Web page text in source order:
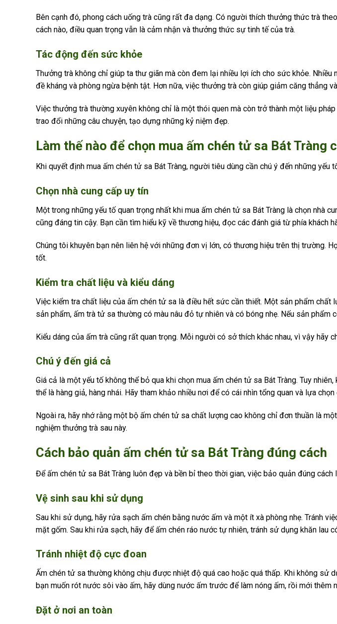
Bên cạnh đó, phong cách uống trà cũng rất đa dạng. Có người thích thưởng thức trà
cách nào, điều quan trọng vẫn là cảm nhận và thưởng thức sự tinh tế của trà.
Tác động đến sức khỏe
Thưởng trà không chỉ giúp ta thư giãn mà còn đem lại nhiều lợi ích cho sức khỏe.
đề kháng và phòng ngừa bệnh tật. Hơn nữa, việc thưởng trà còn giúp giảm căng thẳng
Việc thưởng trà thường xuyên không chỉ là một thói quen mà còn trở thành một liệu
trao đổi những câu chuyện, tạo dựng những kỷ niệm đẹp.
Làm thế nào để chọn mua ấm chén tử sa Bát Tràng
Khi quyết định mua ấm chén tử sa Bát Tràng, người tiêu dùng cần chú ý đến những
Chọn nhà cung cấp uy tín
Một trong những yếu tố quan trọng nhất khi mua ấm chén tử sa Bát Tràng là chọn nhà
cũng đáng tin cậy. Bạn cần tìm hiểu kỹ về thương hiệu, đọc các đánh giá từ phía khách
Chúng tôi khuyên bạn nên liên hệ với những đơn vị lớn, có thương hiệu trên thị trường.
tốt.
Kiểm tra chất liệu và kiểu dáng
Việc kiểm tra chất liệu của ấm chén tử sa là điều hết sức cần thiết. Một sản phẩm
sản phẩm, ấm trà tử sa thường có màu nâu đỏ tự nhiên và có bóng nhẹ. Nếu sản
Kiểu dáng của ấm trà cũng rất quan trọng. Mỗi người có sở thích khác nhau, vì vậy hãy
Chú ý đến giá cả
Giá cả là một yếu tố không thể bỏ qua khi chọn mua ấm chén tử sa Bát Tràng. Tuy
thể là hàng giả, hàng nhái. Hãy tham khảo nhiều nơi để có cái nhìn tổng quan và lựa
Ngoài ra, hãy nhớ rằng một bộ ấm chén tử sa chất lượng cao không chỉ đơn thuần là
nghiệm thưởng trà sau này.
Cách bảo quản ấm chén tử sa Bát Tràng đúng cách
Để ấm chén tử sa Bát Tràng luôn đẹp và bền bỉ theo thời gian, việc bảo quản đúng cách
Vệ sinh sau khi sử dụng
Sau khi sử dụng, hãy rửa sạch ấm chén bằng nước ấm và một ít xà phòng nhẹ. Tránh
mặt gốm. Sau khi rửa sạch, hãy để ấm chén ráo nước tự nhiên, tránh sử dụng khăn lau
Tránh nhiệt độ cực đoan
Ấm chén tử sa thường không chịu được nhiệt độ quá cao hoặc quá thấp. Khi không sử
bạn muốn rót nước sôi vào ấm, hãy dùng nước ấm trước để làm nóng ấm, rồi mới thêm
Đặt ở nơi an toàn